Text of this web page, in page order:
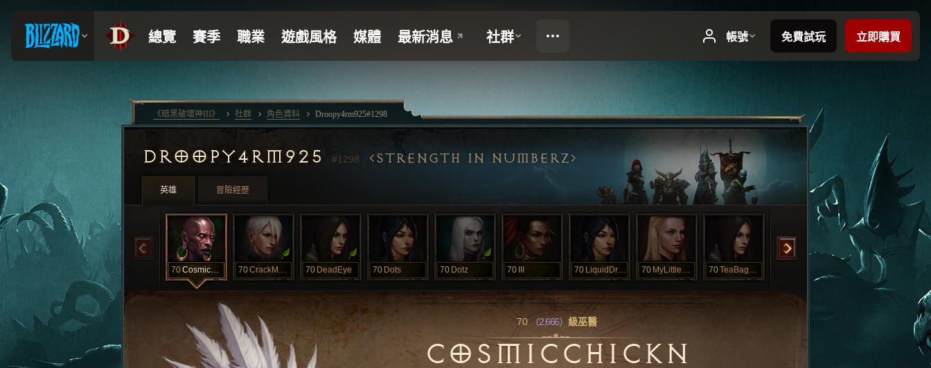
DROOPY4RM925 #1298 STRENGTH IN NUMBERZ
英雄 冒險經歷
70 CosmicChickn 70 CrackMachine 70 DeadEye 70 Dots 70 Dotz 70 70 LiquidDreamz 70 MyLittlePony 70 TeaBagginz
70（2,666） 級巫醫
COSMICCHICKN
《暗黑破壞神III》 社群 角色資料 Droopy4rm925#1298